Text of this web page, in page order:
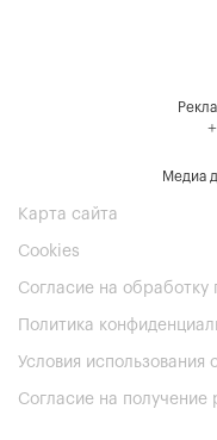
Медиа
Карта сайта
Cookies
Согласие на
Политика
Условия использования
Согласие на получение